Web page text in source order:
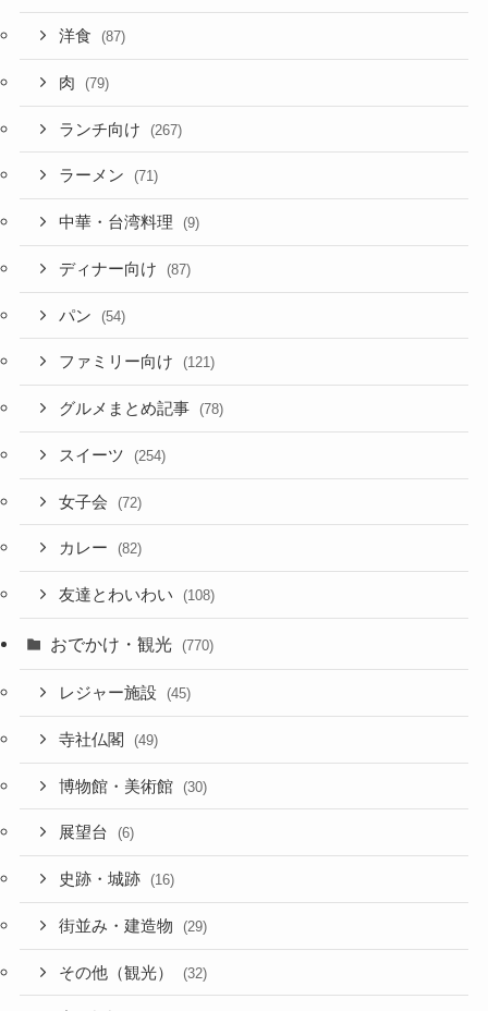
洋食 (87)
肉 (79)
ランチ向け (267)
ラーメン (71)
中華・台湾料理 (9)
ディナー向け (87)
パン (54)
ファミリー向け (121)
グルメまとめ記事 (78)
スイーツ (254)
女子会 (72)
カレー (82)
友達とわいわい (108)
おでかけ・観光 (770)
レジャー施設 (45)
寺社仏閣 (49)
博物館・美術館 (30)
展望台 (6)
史跡・城跡 (16)
街並み・建造物 (29)
その他（観光） (32)